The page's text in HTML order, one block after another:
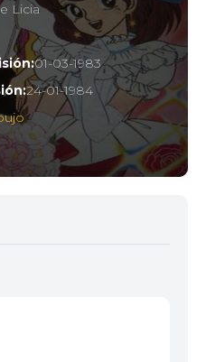
Licia
01-03-1983
24-01-1984